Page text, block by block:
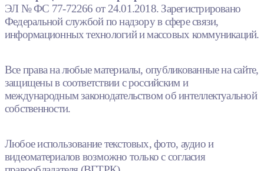
ЭЛ № ФС 77-72266 от 24.01.2018. Зарегистрировано
Федеральной службой по надзору в сфере связи,
информационных технологий и массовых коммуникаций.
Все права на любые материалы, опубликованные на сайте,
защищены в соответствии с российским и
международным законодательством об интеллектуальной
собственности.
Любое использование текстовых, фото, аудио и
видеоматериалов возможно только с согласия